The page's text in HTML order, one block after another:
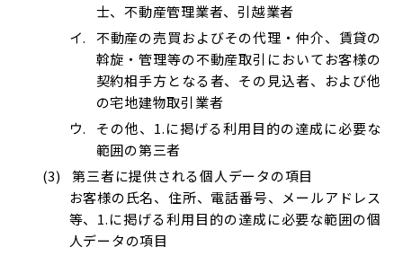
士、不動産管理業者、引越業者
不動産の売買およびその代理・仲介、賃貸の
斡旋・管理等の不動産取引においてお客様の
契約相手方となる者、その見込者、および他
の宅地建物取引業者
その他、1.に掲げる利用目的の達成に必要な
範囲の第三者
第三者に提供される個人データの項目
お客様の氏名、住所、電話番号、メールアドレス
等、1.に掲げる利用目的の達成に必要な範囲の個
人データの項目